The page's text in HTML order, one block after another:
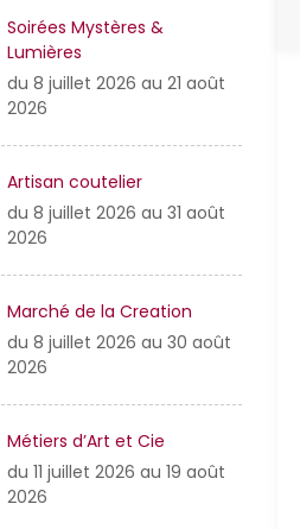
Soirées Mystères &
Lumières
du 8 juillet 2026 au 21 août
2026
Artisan coutelier
du 8 juillet 2026 au 31 août
2026
Marché de la Creation
du 8 juillet 2026 au 30 août
2026
Métiers d’Art et Cie
du 11 juillet 2026 au 19 août
2026